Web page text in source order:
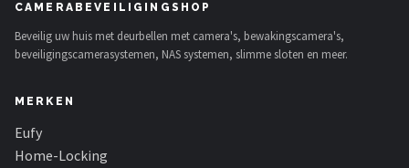
TP-Link
Foscam
Teceye
Smartwares
CAMERABEVEILIGINGSHOP
Beveilig uw huis met deurbellen met camera's, bewakingscamera's,
beveiligingscamerasystemen, NAS systemen, slimme sloten en meer.
MERKEN
Eufy
Home-Locking